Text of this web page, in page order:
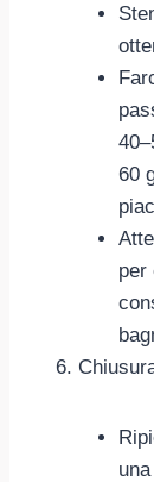
60
per